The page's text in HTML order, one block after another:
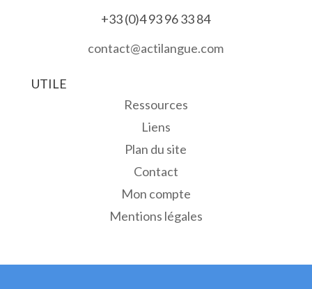
+33 (0)4 93 96 33 84
contact@actilangue.com
UTILE
Ressources
Liens
Plan du site
Contact
Mon compte
Mentions légales